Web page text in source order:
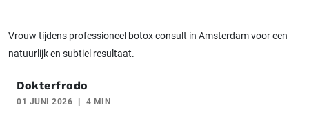
Vrouw tijdens professioneel botox consult in Amsterdam voor een
natuurlijk en subtiel resultaat.
Dokterfrodo
01 JUNI 2026 4 MIN